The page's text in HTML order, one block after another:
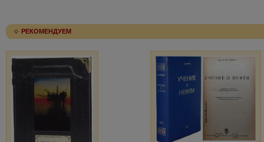
РЕКОМЕНДУЕМ